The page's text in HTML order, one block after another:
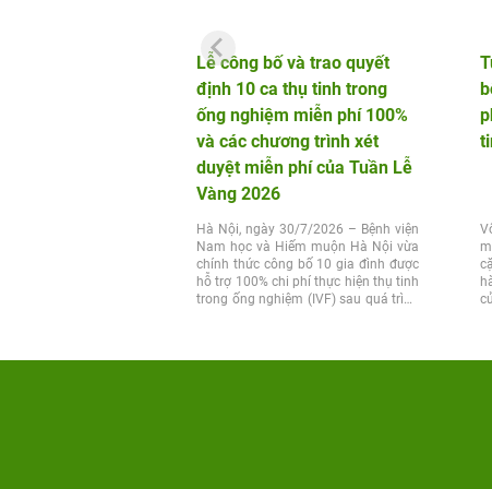
Lễ công bố và trao quyết
định 10 ca thụ tinh trong
ống nghiệm miễn phí 100%
và các chương trình xét
duyệt miễn phí của Tuần Lễ
Vàng 2026
Hà Nội, ngày 30/7/2026 – Bệnh viện
Nam học và Hiếm muộn Hà Nội vừa
chính thức công bố 10 gia đình được
hỗ trợ 100% chi phí thực hiện thụ tinh
trong ống nghiệm (IVF) sau quá trình